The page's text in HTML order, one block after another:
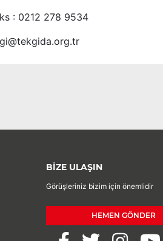
: 0212 278 9534
BİZE ULAŞIN
Görüşleriniz bizim için önemlidir
HEMEN GÖNDER